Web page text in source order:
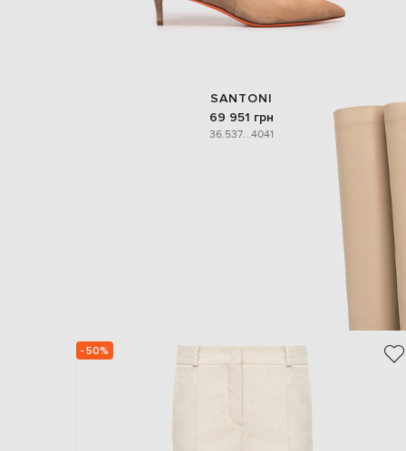
SANTONI
69 951 грн
36.537...4041
- 50%